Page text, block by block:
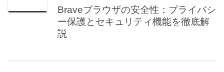
Braveブラウザの安全性：プライバシ
ー保護とセキュリティ機能を徹底解
説